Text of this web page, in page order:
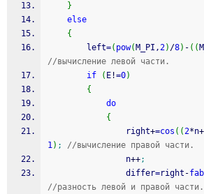
}
else
{
		left
=( pow( M_PI,2) /8) - ( (
//вычисление левой части.
if
( E !=0)
{
do
{
				right
+=cos ( (2*n+
1) ;
//вычисление правой части.
				n
++;
				differ
=right -
//разность левой и правой части.